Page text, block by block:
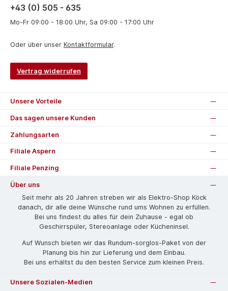
+43 (0) 505 - 635
Mo-Fr 09:00 - 18:00 Uhr, Sa 09:00 - 17:00 Uhr
Oder über unser Kontaktformular.
Vertrag widerrufen
Unsere Vorteile
Das sagen unsere Kunden
Zahlungsarten
Filiale Aspern
Filiale Penzing
Über uns
Seit mehr als 20 Jahren streben wir als Elektro-Shop Köck
danach, dir alle deine Wünsche rund ums Wohnen zu erfüllen.
Bei uns findest du alles für dein Zuhause - egal ob
Geschirrspüler, Stereoanlage oder Kücheninsel.
Auf Wunsch bieten wir das Rund­um-sorg­los-Pa­ket von der
Planung bis hin zur Lieferung und dem Einbau.
Bei uns erhältst du den besten Service zum kleinen Preis.
Unsere Sozialen-Medien